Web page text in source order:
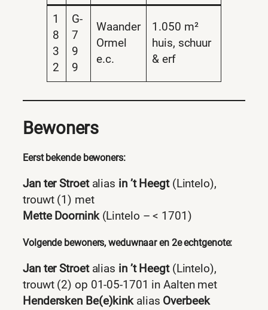
1
8
3
2
G-
7
9
9
Waander
Ormel
e.c.
1.050 m²
huis, schuur
& erf
Bewoners
Eerst bekende bewoners:
Jan ter Stroetalias in ’t Heegt(Lintelo),
trouwt (1) met
Mette Doornink(Lintelo – < 1701)
Volgende bewoners, weduwnaar en 2e echtgenote:
Jan ter Stroetalias in ’t Heegt(Lintelo),
trouwt (2) op 01-05-1701 in Aalten met
Hendersken Be(e)kinkalias Overbeek